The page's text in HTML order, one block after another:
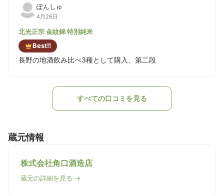
ぽんしゅ
4月26日
北光正宗 金紋錦 特別純米
Best!!
長野の地酒飲み比べ3種として購入、第二段
すべての口コミを見る
蔵元情報
株式会社角口酒造店
蔵元の詳細を見る →